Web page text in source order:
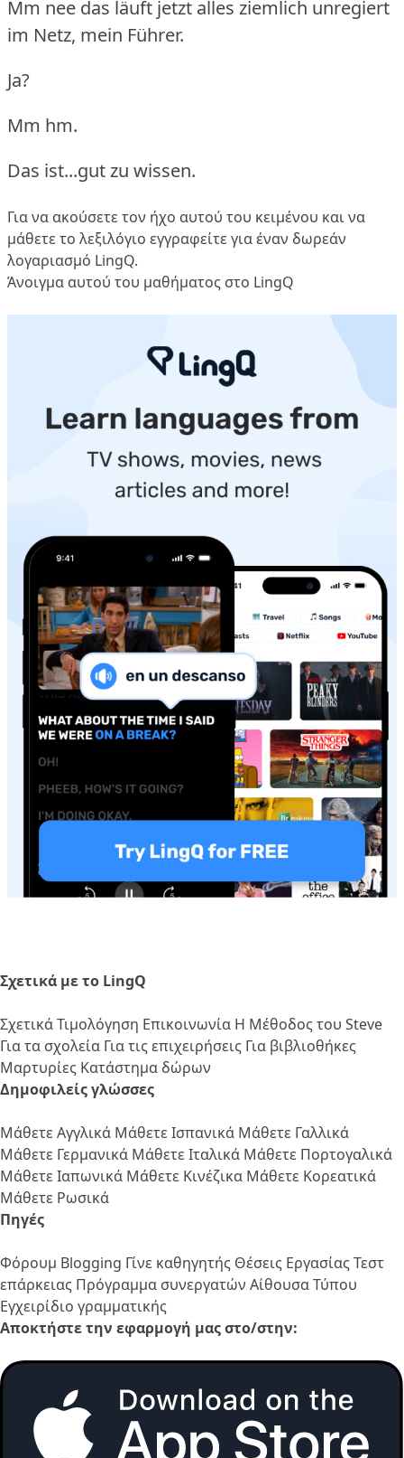
Mm nee das läuft jetzt alles ziemlich unregiert
im Netz, mein Führer.
Ja?
Mm hm.
Das ist...gut zu wissen.
Για να ακούσετε τον ήχο αυτού του κειμένου και να
μάθετε το λεξιλόγιο εγγραφείτε για έναν δωρεάν
λογαριασμό LingQ.
Άνοιγμα αυτού του μαθήματος στο LingQ
Σχετικά με το LingQ
ΣχετικάΤιμολόγηση Επικοινωνία Η Μέθοδος του Steve
Για τα σχολεία Για τις επιχειρήσεις Για βιβλιοθήκες
Μαρτυρίες Κατάστημα δώρων
Δημοφιλείς γλώσσες
Μάθετε Αγγλικά Μάθετε Ισπανικά Μάθετε Γαλλικά
Μάθετε Γερμανικά Μάθετε Ιταλικά Μάθετε Πορτογαλικά
Μάθετε Ιαπωνικά Μάθετε Κινέζικα Μάθετε Κορεατικά
Μάθετε Ρωσικά
Πηγές
Φόρουμ Blogging Γίνε καθηγητής Θέσεις ΕργασίαςΤεστ
επάρκειας Πρόγραμμα συνεργατών Αίθουσα Τύπου
Εγχειρίδιο γραμματικής
Αποκτήστε την εφαρμογή μας στο/στην: